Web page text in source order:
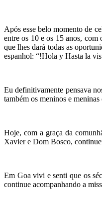
Após esse belo momento de
entre os 10 e os 15 anos, com
que lhes dará todas as
espanhol: “!Hola y Hasta la
Eu definitivamente pensava
também os meninos e
Hoje, com a graça da
Xavier e Dom Bosco,
Em Goa vivi e senti que os
continue acompanhando a